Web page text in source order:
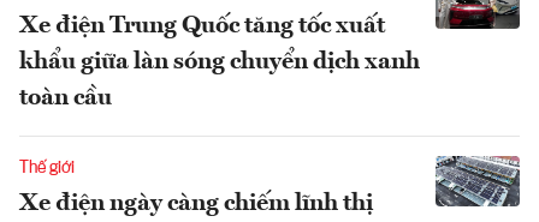
Xe điện Trung Quốc tăng tốc xuất
khẩu giữa làn sóng chuyển dịch xanh
toàn cầu
Thế giới
Xe điện ngày càng chiếm lĩnh thị